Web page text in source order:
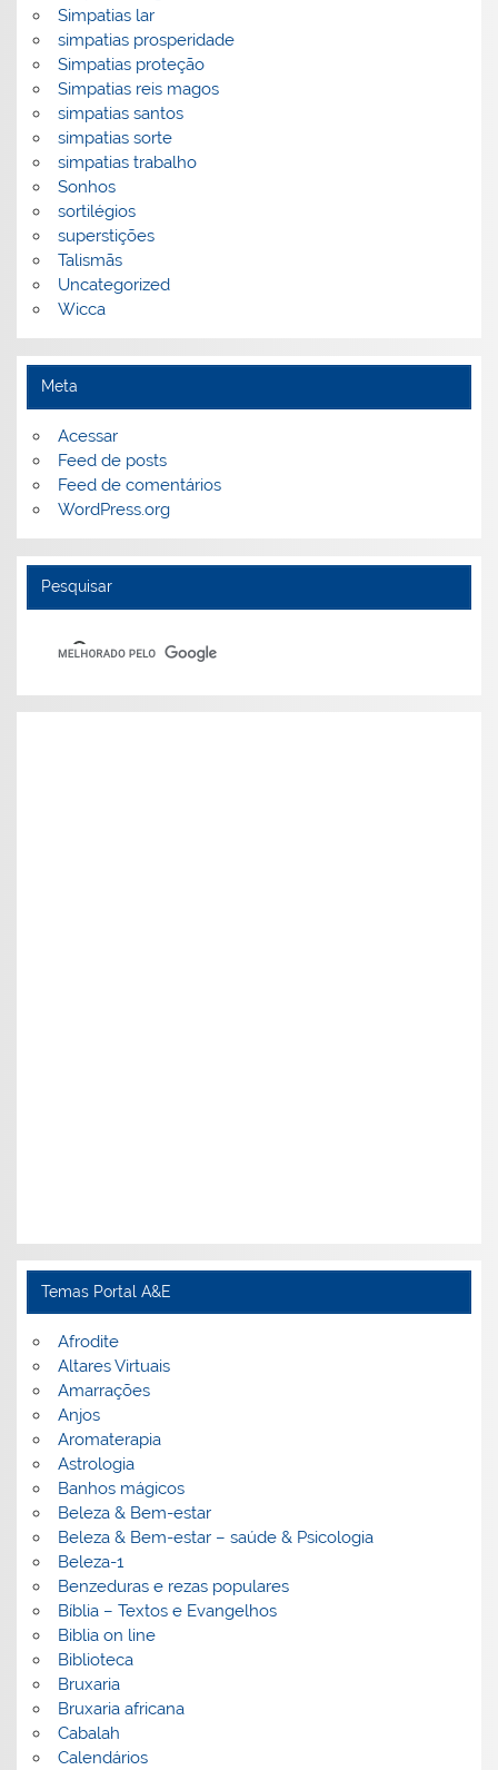
Simpatias lar
simpatias prosperidade
Simpatias proteção
Simpatias reis magos
simpatias santos
simpatias sorte
simpatias trabalho
Sonhos
sortilégios
superstições
Talismãs
Uncategorized
Wicca
Meta
Acessar
Feed de posts
Feed de comentários
WordPress.org
Pesquisar
Temas Portal A&E
Afrodite
Altares Virtuais
Amarrações
Anjos
Aromaterapia
Astrologia
Banhos mágicos
Beleza & Bem-estar
Beleza & Bem-estar – saúde & Psicologia
Beleza-1
Benzeduras e rezas populares
Bíblia – Textos e Evangelhos
Biblia on line
Biblioteca
Bruxaria
Bruxaria africana
Cabalah
Calendários